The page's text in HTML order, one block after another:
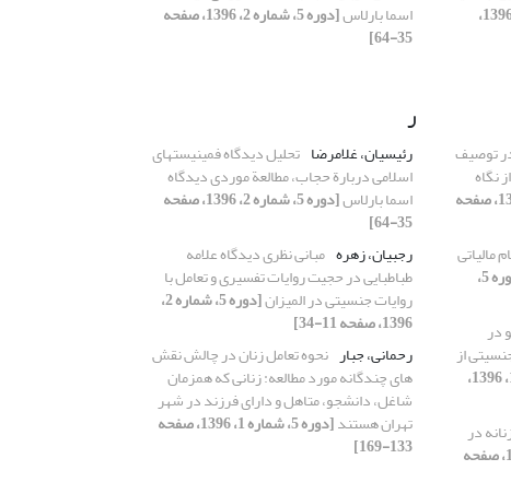
[دوره 5، شماره 2، 1396، اسما بارلاس [دوره 5، شماره 2، 1396، صفحه
35-64]
توصیف
نگاه
[دوره 5، شماره 1، 1396، صفحه
مالیاتی
[دوره 5،
در
از
[دوره 5، شماره 1، 1396،
در
[دوره 5، شماره 1، 1396، صفحه
ر
رئیسیان، غلامرضا تحلیل دیدگاه فمینیستهای
اسلامی دربارة حجاب، مطالعة موردی دیدگاه
اسما بارلاس [دوره 5، شماره 2، 1396، صفحه
35-64]
رجبیان، زهره مبانی نظری دیدگاه علامه
طباطبایی در حجیت روایات تفسیری و تعامل با
روایات جنسیتی در المیزان [دوره 5، شماره 2،
1396، صفحه 11-34]
رحمانی، جبار نحوه تعامل زنان در چالش نقش
های چندگانه مورد مطالعه: زنانی که همزمان
شاغل، دانشجو، متاهل و دارای فرزند در شهر
تهران هستند [دوره 5، شماره 1، 1396، صفحه
133-169]